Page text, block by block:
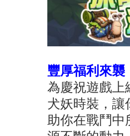
豐厚福利來
為慶祝遊戲上
犬妖時裝，讓
助你在戰鬥